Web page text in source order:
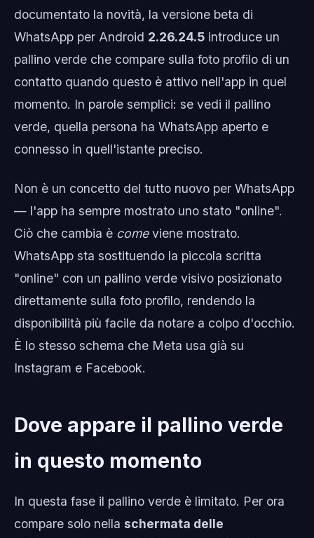
documentato la novità, la versione beta di
WhatsApp per Android 2.26.24.5 introduce un
pallino verde che compare sulla foto profilo di un
contatto quando questo è attivo nell'app in quel
momento. In parole semplici: se vedi il pallino
verde, quella persona ha WhatsApp aperto e
connesso in quell'istante preciso.
Non è un concetto del tutto nuovo per WhatsApp
— l'app ha sempre mostrato uno stato "online".
Ciò che cambia è comeviene mostrato.
WhatsApp sta sostituendo la piccola scritta
"online" con un pallino verde visivo posizionato
direttamente sulla foto profilo, rendendo la
disponibilità più facile da notare a colpo d'occhio.
È lo stesso schema che Meta usa già su
Instagram e Facebook.
Dove appare il pallino verde
in questo momento
In questa fase il pallino verde è limitato. Per ora
compare solo nella schermata delle